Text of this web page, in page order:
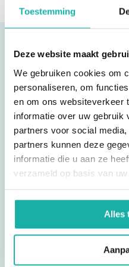
Toestemming
Deze website maakt
We gebruiken cookies om
personaliseren, om
en om ons websiteverkeer
informatie over uw gebruik
partners voor social
partners kunnen deze
informatie die u aan ze
verzameld op basis van
Alles
Dat kan, maar zorg ervoor dat
uitslagen worden namelijk
waarden worden aangeduid
medische klachten raden we je
je via onze 'Extra services' een
met verschillende artsen,
helpen bij het interpreteren
Reviews
Ik test hier regelmatig.
goede service.
Vincent